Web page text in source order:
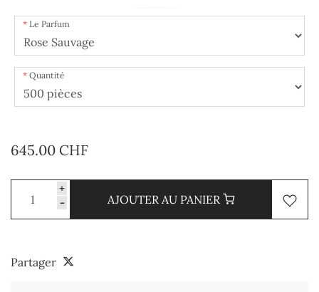
Le Parfum
Quantité
645.00 CHF
+
-
AJOUTER AU PANIER
Partager